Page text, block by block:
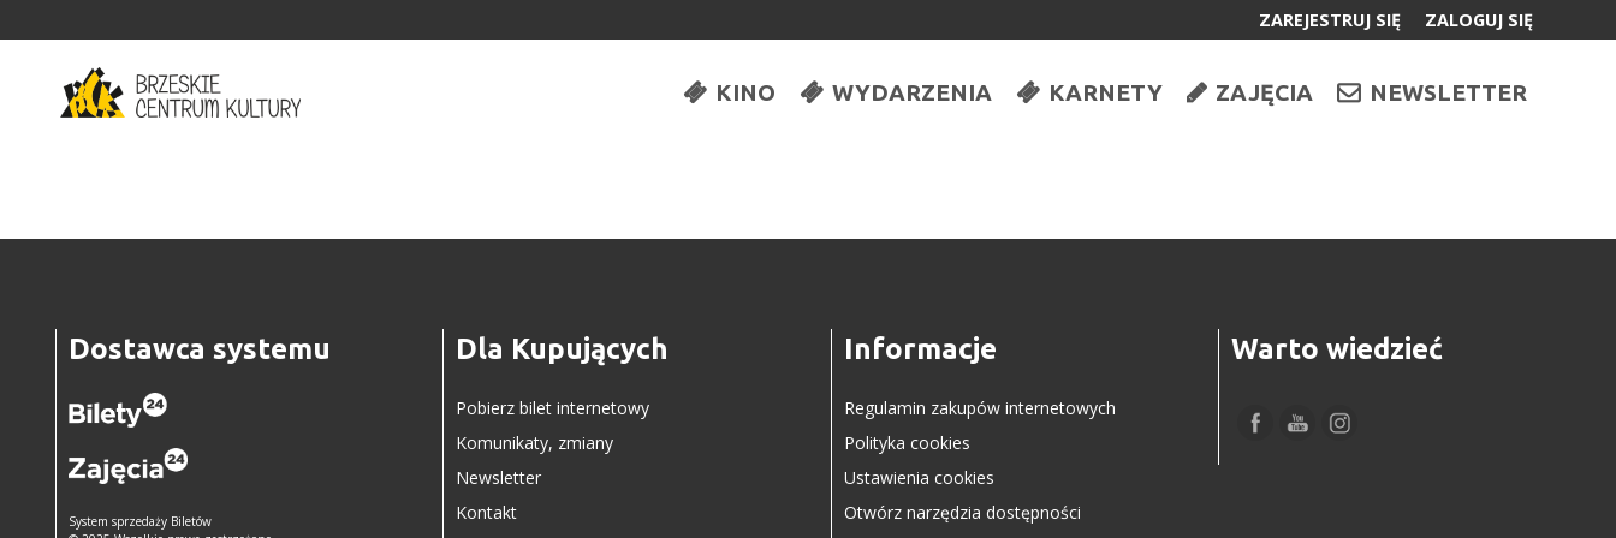
ZAREJESTRUJ SIĘ ZALOGUJ SIĘ
KINO WYDARZENIA KARNETY ZAJĘCIA NEWSLETTER
Dostawca systemu
System sprzedaży Biletów
Dla Kupujących
Pobierz bilet internetowy
Komunikaty, zmiany
Newsletter
Kontakt
Informacje
Regulamin zakupów internetowych
Polityka cookies
Ustawienia cookies
Otwórz narzędzia dostępności
Warto wiedzieć